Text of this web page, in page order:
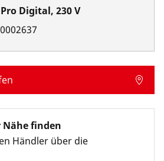
Pro Digital, 230 V
Nähe finden
Händler über die